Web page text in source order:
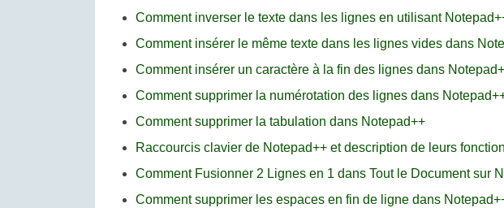
Comment inverser le texte dans les lignes en utilisant
Comment insérer le même texte dans les lignes vides dans
Comment insérer un caractère à la fin des lignes dans
Comment supprimer la numérotation des lignes dans
Comment supprimer la tabulation dans Notepad++
Raccourcis clavier de Notepad++ et description de leurs
Comment Fusionner 2 Lignes en 1 dans Tout le Document sur
Comment supprimer les espaces en fin de ligne dans